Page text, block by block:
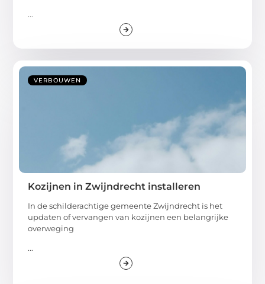
...
VERBOUWEN
Kozijnen in Zwijndrecht installeren
In de schilderachtige gemeente Zwijndrecht is het
updaten of vervangen van kozijnen een belangrijke
overweging
...